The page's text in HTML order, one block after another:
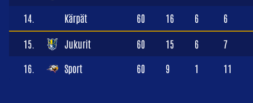
14. Kärpät 60 16 6 6
15. Jukurit 60 15 6 7
16. Sport 60 9 1 11